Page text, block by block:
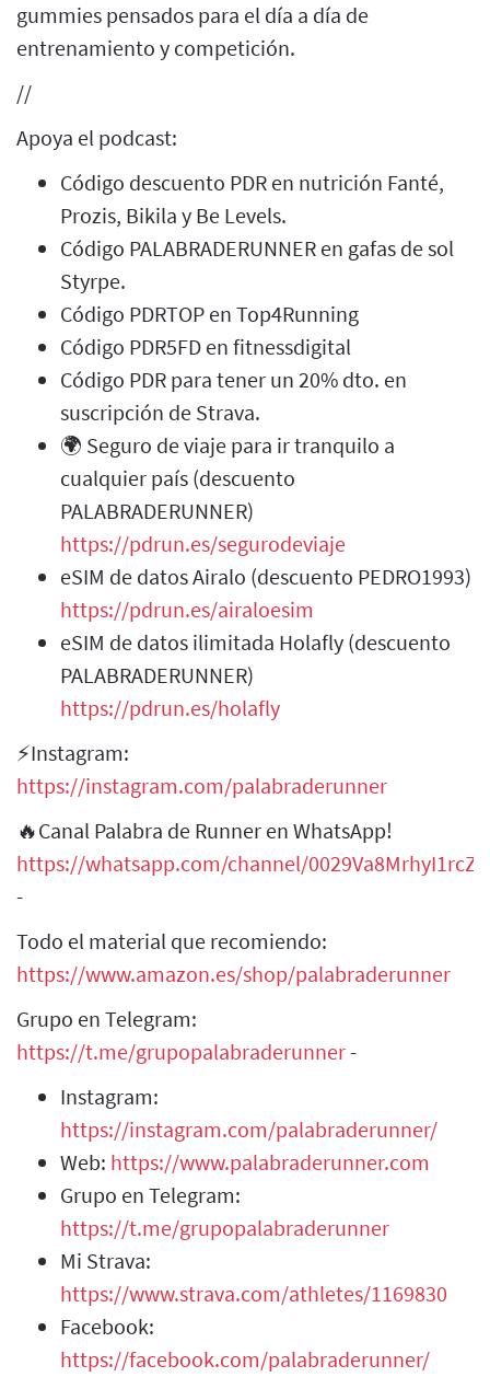
gummies pensados para el día a día de
entrenamiento y competición.
//
Apoya el podcast:
Código descuento PDR en nutrición Fanté,
Prozis, Bikila y Be Levels.
Código PALABRADERUNNER en gafas de sol
Styrpe.
Código PDRTOP en Top4Running
Código PDR5FD en fitnessdigital
Código PDR para tener un 20% dto. en
suscripción de Strava.
🌍 Seguro de viaje para ir tranquilo a
cualquier país (descuento
PALABRADERUNNER)
https://pdrun.es/segurodeviaje
eSIM de datos Airalo (descuento PEDRO1993)
https://pdrun.es/airaloesim
eSIM de datos ilimitada Holafly (descuento
PALABRADERUNNER)
https://pdrun.es/holafly
⚡Instagram:
https://instagram.com/palabraderunner
🔥Canal Palabra de Runner en WhatsApp!
https://whatsapp.com/channel/
-
Todo el material que recomiendo:
https://www.amazon.es/shop/palabraderunner
Grupo en Telegram:
https://t.me/grupopalabraderunner-
Instagram:
https://instagram.com/palabraderunner/
Web: https://www.palabraderunner.com
Grupo en Telegram:
https://t.me/grupopalabraderunner
Mi Strava:
https://www.strava.com/athletes/1169830
Facebook:
https://facebook.com/palabraderunner/